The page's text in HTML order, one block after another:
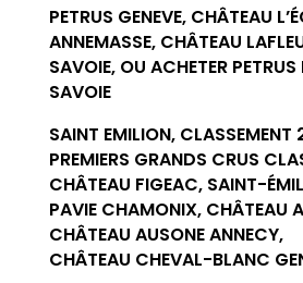
PETRUS GENEVE, CHÂTEAU
ANNEMASSE, CHÂTEAU
SAVOIE, OU ACHETER PETRUS
SAVOIE
SAINT EMILION,
PREMIERS GRANDS CRUS
CHÂTEAU FIGEAC, SAINT-
PAVIE CHAMONIX, CHÂTEAU
CHÂTEAU AUSONE ANNECY,
CHÂTEAU CHEVAL-BLANC